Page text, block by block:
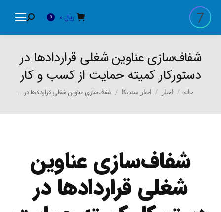
ریال 0
Search:
شفاف‌سازی عناوین شغلی قراردادها در
دستورکار کمیته حمایت از کسب و کار
You are here:
خانه اخبار اخبار سندیکا شفاف‌سازی عناوین شغلی قراردادها در…
شفاف‌سازی عناوین
شغلی قراردادها در